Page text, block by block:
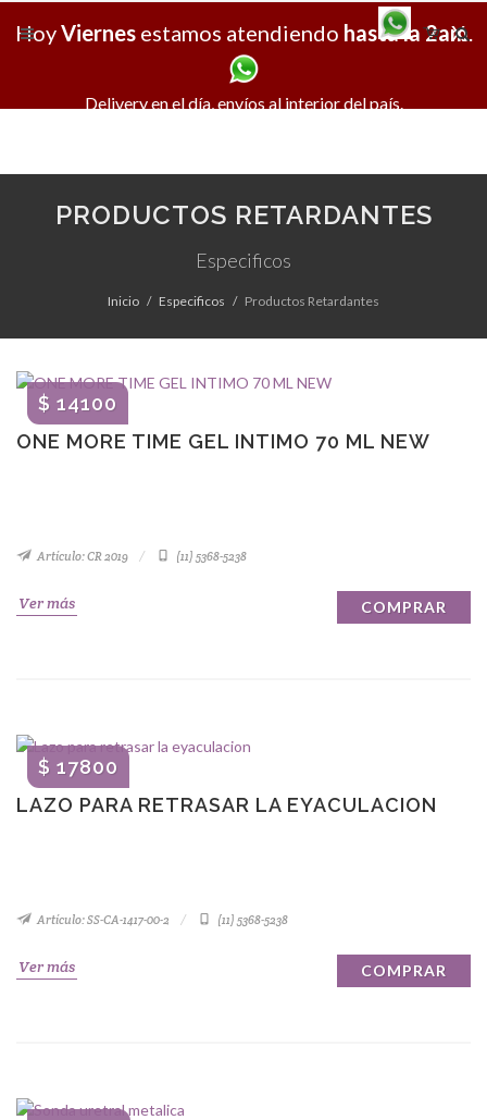
X
HoyViernesestamos atendiendo hasta la 2am.
Delivery en el día, envíos al interior del país.
PRODUCTOS RETARDANTES
Especificos
Inicio Especificos Productos Retardantes
ONE MORE TIME GEL INTIMO 70 ML NEW
$ 14100
Artículo: CR 2019 (11) 5368-5238
Ver más COMPRAR
LAZO PARA RETRASAR LA EYACULACION
$ 17800
Artículo: SS-CA-1417-00-2 (11) 5368-5238
Ver más COMPRAR